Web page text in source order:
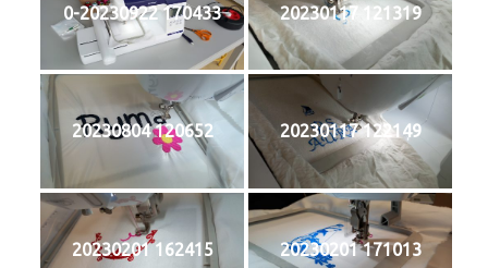
0-20230922 170433 20230117 121319
20230804 120652 20230117 122149
20230201 162415 20230201 171013